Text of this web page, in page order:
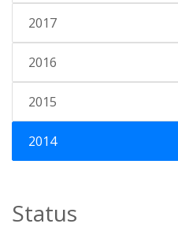
2017
2016
2015
2014
Status